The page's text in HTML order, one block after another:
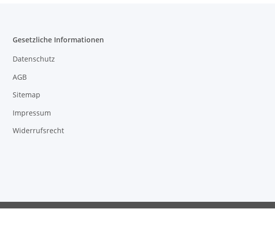
Gesetzliche Informationen
Datenschutz
AGB
Sitemap
Impressum
Widerrufsrecht